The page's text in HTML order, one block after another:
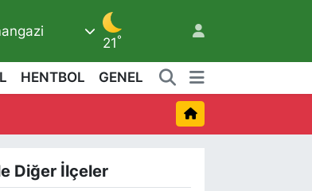
21°
HENTBOL GENEL
Diğer İlçeler